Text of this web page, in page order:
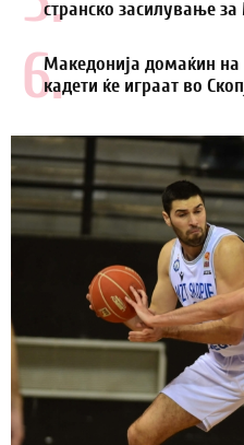
странско засилување за
6.Македонија домаќин
кадети ќе играат во